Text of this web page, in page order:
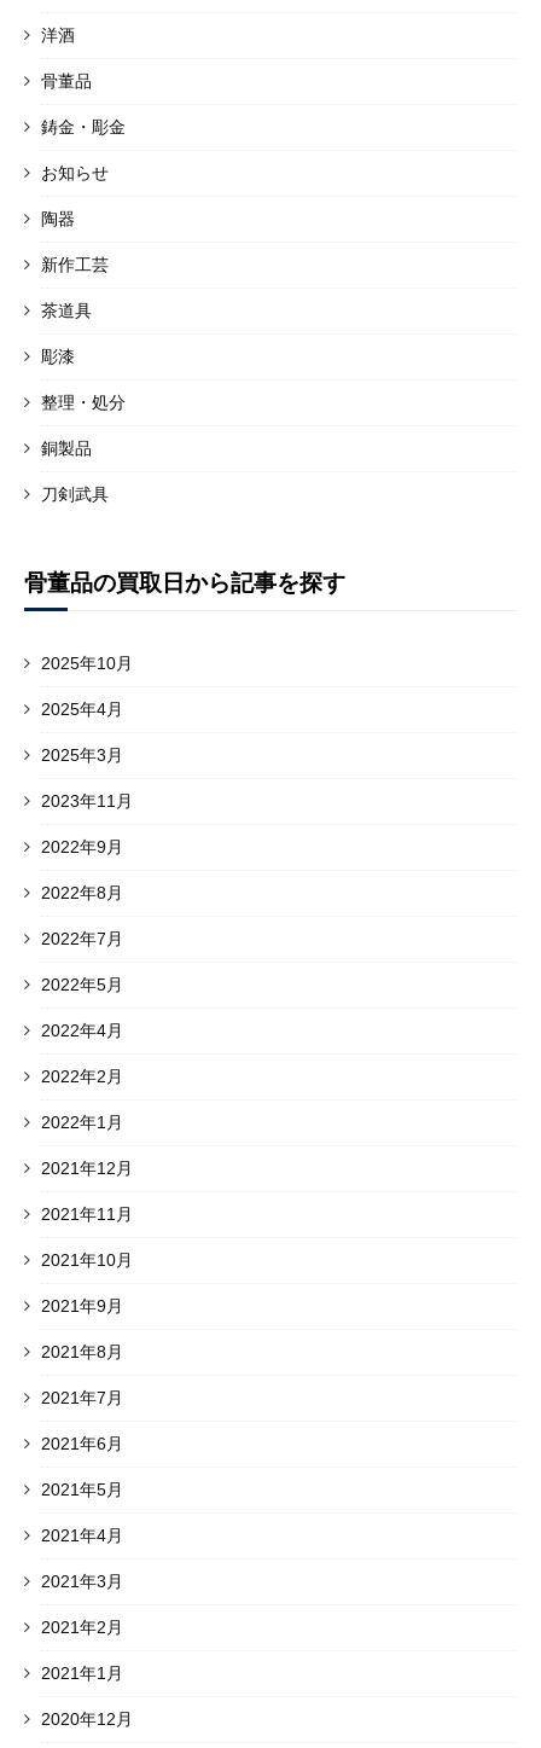
洋酒
骨董品
鋳金・彫金
お知らせ
陶器
新作工芸
茶道具
彫漆
整理・処分
銅製品
刀剣武具
骨董品の買取日から記事を探す
2025年10月
2025年4月
2025年3月
2023年11月
2022年9月
2022年8月
2022年7月
2022年5月
2022年4月
2022年2月
2022年1月
2021年12月
2021年11月
2021年10月
2021年9月
2021年8月
2021年7月
2021年6月
2021年5月
2021年4月
2021年3月
2021年2月
2021年1月
2020年12月